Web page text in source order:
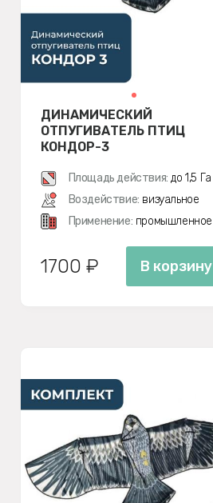
ДИНАМИЧЕСКИЙ
ОТПУГИВАТЕЛЬ ПТИЦ
КОНДОР-3
Площадь действия: до 1,5 Га
Воздействие: визуальное
Применение: промышленное
1700 ₽ В корзину